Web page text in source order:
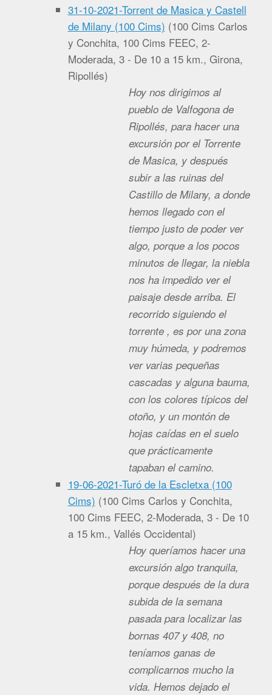
31-10-2021-Torrent de Masica y Castell
de Milany (100 Cims) (100 Cims Carlos
y Conchita, 100 Cims FEEC, 2-
Moderada, 3 - De 10 a 15 km., Girona,
Ripollés)
Hoy nos dirigimos al
pueblo de Valfogona de
Ripollés, para hacer una
excursión por el Torrente
de Masica, y después
subir a las ruinas del
Castillo de Milany, a donde
hemos llegado con el
tiempo justo de poder ver
algo, porque a los pocos
minutos de llegar, la niebla
nos ha impedido ver el
paisaje desde arriba. El
recorrido siguiendo el
torrente , es por una zona
muy húmeda, y podremos
ver varias pequeñas
cascadas y alguna bauma,
con los colores típicos del
otoño, y un montón de
hojas caídas en el suelo
que prácticamente
tapaban el camino.
19-06-2021-Turó de la Escletxa (100
Cims) (100 Cims Carlos y Conchita,
100 Cims FEEC, 2-Moderada, 3 - De 10
a 15 km., Vallés Occidental)
Hoy queríamos hacer una
excursión algo tranquila,
porque después de la dura
subida de la semana
pasada para localizar las
bornas 407 y 408, no
teníamos ganas de
complicarnos mucho la
vida. Hemos dejado el